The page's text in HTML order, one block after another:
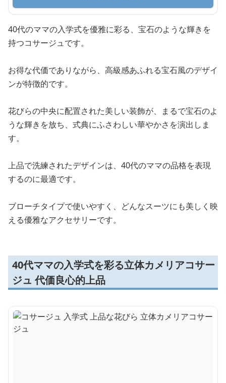
40代のママの入学式を優雅に彩る、宝石のような輝きを
持つコサージュです。
お得な代価でありながら、高級感あふれる宝石風のデザイ
ンが特徴的です。
花びらの中央に配置された美しい装飾が、まるで宝石のよ
うな輝きを放ち、式典にふさわしい華やかさを演出しま
す。
上品で洗練されたデザインは、40代のママの品格を表現
するのに最適です。
ブローチタイプで使いやすく、どんなスーツにも美しく映
える優雅なアクセサリーです。
40代ママの入学式を彩る立体カメリアコサー
ジュ 代価良心的上品